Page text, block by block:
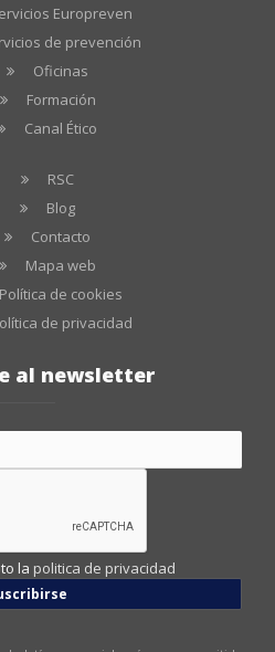
Europreven
de prevención
Oficinas
Formación
Canal Ético
RSC
Blog
Contacto
Mapa web
Política de cookies
de privacidad
al newsletter
la politica de privacidad